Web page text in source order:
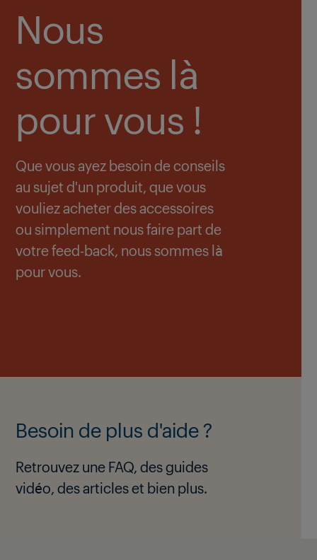
Nous
sommes là
pour vous !
Que vous ayez besoin de conseils
au sujet d'un produit, que vous
vouliez acheter des accessoires
ou simplement nous faire part de
votre feed-back, nous sommes là
pour vous.
Besoin de plus d'aide ?
Retrouvez une FAQ, des guides
vidéo, des articles et bien plus.